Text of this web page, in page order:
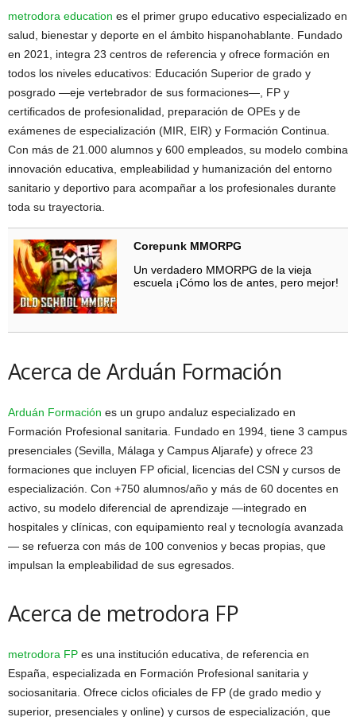
metrodora education es el primer grupo educativo especializado en
salud, bienestar y deporte en el ámbito hispanohablante. Fundado
en 2021, integra 23 centros de referencia y ofrece formación en
todos los niveles educativos: Educación Superior de grado y
posgrado —eje vertebrador de sus formaciones—, FP y
certificados de profesionalidad, preparación de OPEs y de
exámenes de especialización (MIR, EIR) y Formación Continua.
Con más de 21.000 alumnos y 600 empleados, su modelo combina
innovación educativa, empleabilidad y humanización del entorno
sanitario y deportivo para acompañar a los profesionales durante
toda su trayectoria.
Corepunk MMORPG
Un verdadero MMORPG de la vieja
escuela ¡Cómo los de antes, pero mejor!
Acerca de Arduán Formación
Arduán Formación es un grupo andaluz especializado en
Formación Profesional sanitaria. Fundado en 1994, tiene 3 campus
presenciales (Sevilla, Málaga y Campus Aljarafe) y ofrece 23
formaciones que incluyen FP oficial, licencias del CSN y cursos de
especialización. Con +750 alumnos/año y más de 60 docentes en
activo, su modelo diferencial de aprendizaje —integrado en
hospitales y clínicas, con equipamiento real y tecnología avanzada
— se refuerza con más de 100 convenios y becas propias, que
impulsan la empleabilidad de sus egresados.
Acerca de metrodora FP
metrodora FP es una institución educativa, de referencia en
España, especializada en Formación Profesional sanitaria y
sociosanitaria. Ofrece ciclos oficiales de FP (de grado medio y
superior, presenciales y online) y cursos de especialización, que